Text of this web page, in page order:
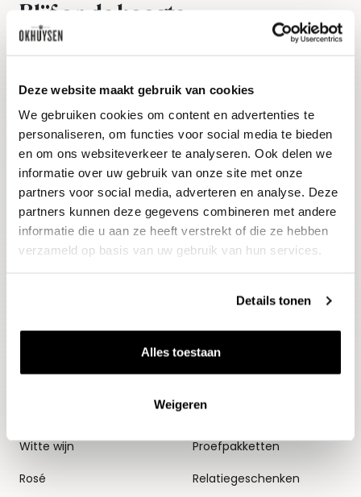
Deze website maakt gebruik van cookies
We gebruiken cookies om content en advertenties te
personaliseren, om functies voor social media te bieden
en om ons websiteverkeer te analyseren. Ook delen we
informatie over uw gebruik van onze site met onze
partners voor social media, adverteren en analyse. Deze
partners kunnen deze gegevens combineren met andere
informatie die u aan ze heeft verstrekt of die ze hebben
verzameld op basis van uw gebruik van hun services.
Details tonen
Alles toestaan
Weigeren
Blijf op de hoogte
Ontvang het laatste wijnnieuws, proeverijen en
E-mailadres
Aanmelden
Wijnen
Witte wijn
Rosé
Thema's
Huiswijnen
Proefpakketten
Relatiegeschenken